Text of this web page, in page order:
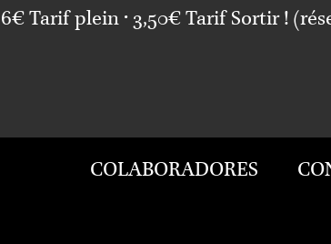
6€ Tarif plein • 3,50€ Tarif Sortir !
COLABORADORES